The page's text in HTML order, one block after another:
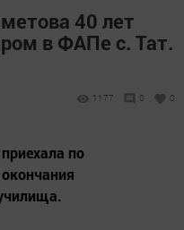
40 лет
в ФАПе с. Тат.
1177 0 0
по